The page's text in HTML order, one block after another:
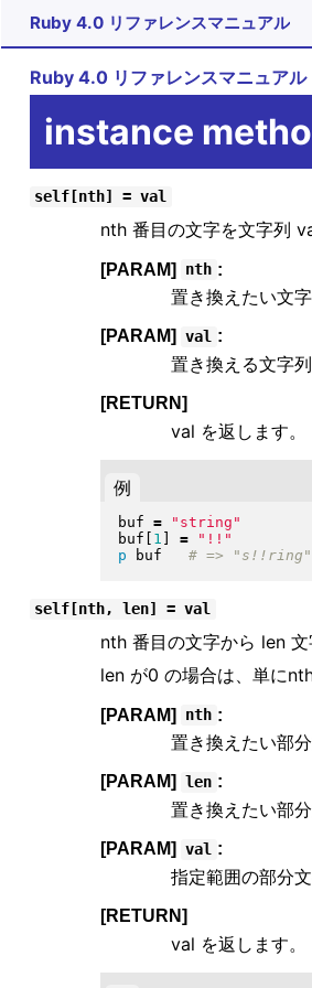
Ruby 4.0 リファレンスマニュアル
Ruby 4.0 リファレンスマニュアル
instance
self[nth] = val
nth 番目の文字を文字列
[PARAM] nth :
置き換えたい文
[PARAM] val :
置き換える文字
[RETURN]
val を返します。
例
buf = " string "
buf
1 = " !! "
p buf
self[nth, len] = val
nth 番目の文字から len 文
len が0 の場合は、単に
[PARAM] nth :
置き換えたい部
[PARAM] len :
置き換えたい部
[PARAM] val :
指定範囲の部分
[RETURN]
val を返します。